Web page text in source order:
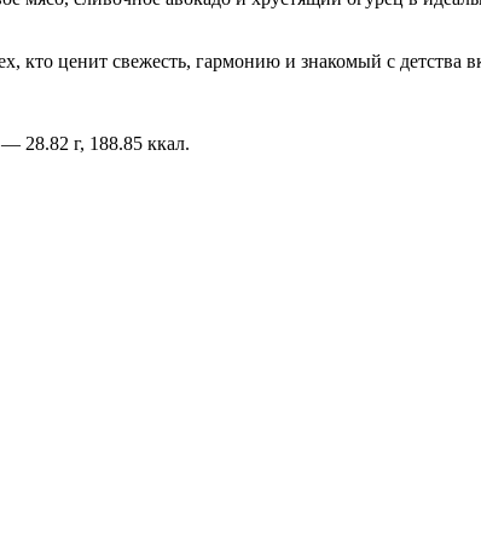
кто ценит свежесть, гармонию и знакомый с детства
28.82 г, 188.85 ккал.